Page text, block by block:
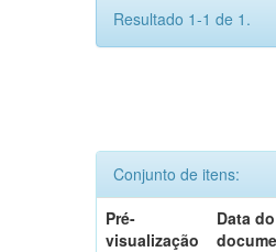
Resultado 1-1 de 1.
Conjunto de itens:
Pré-
visualização
Data do